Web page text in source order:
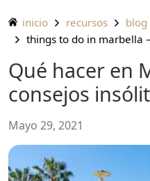
inicio recursos blog
things to do in marbella
Qué hacer en Marbella - 11
consejos
mayo 29, 2021